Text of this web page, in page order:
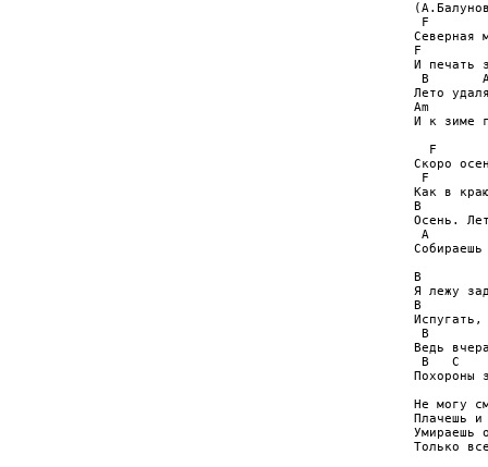
F
Северная
F
И печать
B
Лето
Am
И к зиме
F
Скоро
F
Как в
B
Осень.
A
B
Я лежу
B
B
Ведь
B   C
Похороны
Не
Плачешь
Умираешь
Только